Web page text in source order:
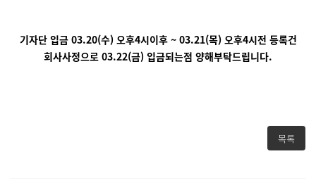
기자단 입금 03.20(수) 오후4시이후 ~ 03.21(목) 오후4시전 등록건
회사사정으로 03.22(금) 입금되는점 양해부탁드립니다.
목록